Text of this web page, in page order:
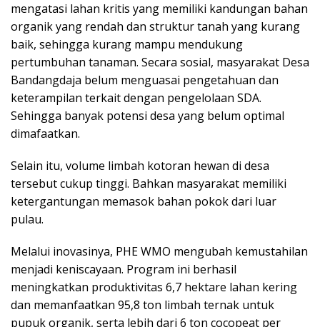
mengatasi lahan kritis yang memiliki kandungan bahan
organik yang rendah dan struktur tanah yang kurang
baik, sehingga kurang mampu mendukung
pertumbuhan tanaman. Secara sosial, masyarakat Desa
Bandangdaja belum menguasai pengetahuan dan
keterampilan terkait dengan pengelolaan SDA.
Sehingga banyak potensi desa yang belum optimal
dimafaatkan.
Selain itu, volume limbah kotoran hewan di desa
tersebut cukup tinggi. Bahkan masyarakat memiliki
ketergantungan memasok bahan pokok dari luar
pulau.
Melalui inovasinya, PHE WMO mengubah kemustahilan
menjadi keniscayaan. Program ini berhasil
meningkatkan produktivitas 6,7 hektare lahan kering
dan memanfaatkan 95,8 ton limbah ternak untuk
pupuk organik, serta lebih dari 6 ton cocopeat per